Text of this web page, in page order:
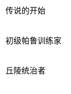
传说的开始
初级帕鲁训练家
丘陵统治者